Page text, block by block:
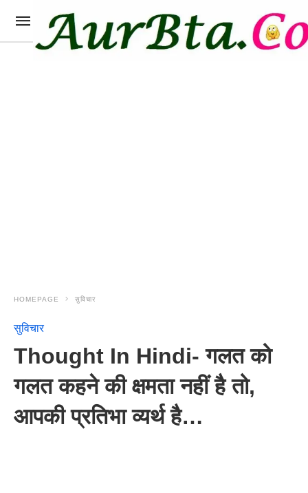
HOMEPAGE सुविचार
सुविचार
Thought In Hindi- गलत को
गलत कहने की क्षमता नहीं है तो,
आपकी प्रतिभा व्यर्थ है…